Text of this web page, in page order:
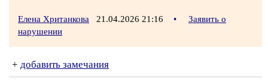
Елена Хританкова 21.04.2026 21:16 •
Заявить о
нарушении
+ добавить замечания